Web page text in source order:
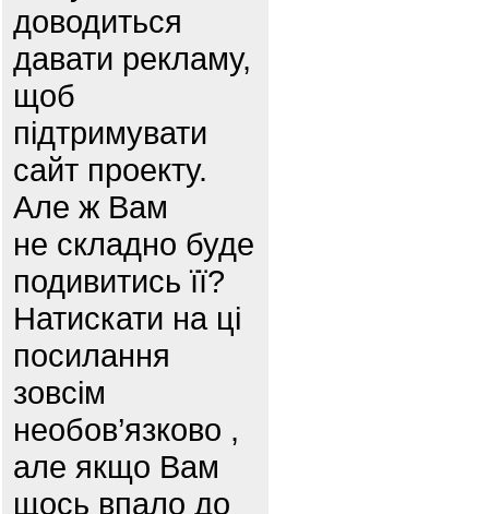
доводиться
давати рекламу,
щоб
підтримувати
сайт проекту.
Але ж Вам
не складно буде
подивитись її?
Натискати на ці
посилання
зовсім
необов’язково ,
але якщо Вам
щось впало до